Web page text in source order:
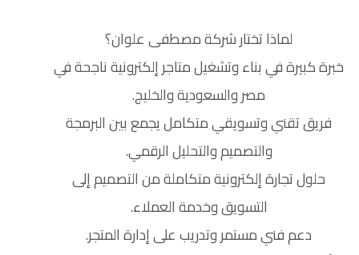
لماذا تختار شركة مصطفى علوان؟
خبرة كبيرة في بناء وتشغيل متاجر إلكترونية ناجحة في
مصر والسعودية والخليج.
فريق تقني وتسويقي متكامل يجمع بين البرمجة
والتصميم والتحليل الرقمي.
حلول تجارة إلكترونية متكاملة من التصميم إلى
التسويق وخدمة العملاء.
دعم فني مستمر وتدريب على إدارة المتجر.